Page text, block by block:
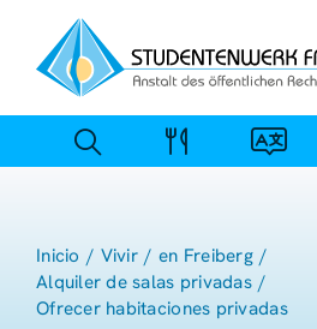
contenido
Inicio Vivir
en Freiberg
Alquiler de salas privadas
Ofrecer habitaciones privadas